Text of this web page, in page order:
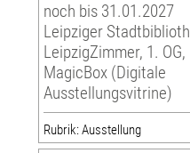
noch bis 31.01.2027
Leipziger
LeipzigZimmer, 1. OG,
MagicBox (Digitale
Ausstellungsvitrine)
Rubrik: Ausstellung